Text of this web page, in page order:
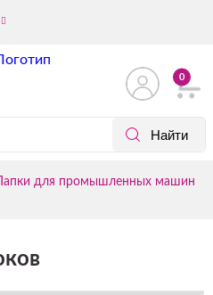
0
для промышленных машин